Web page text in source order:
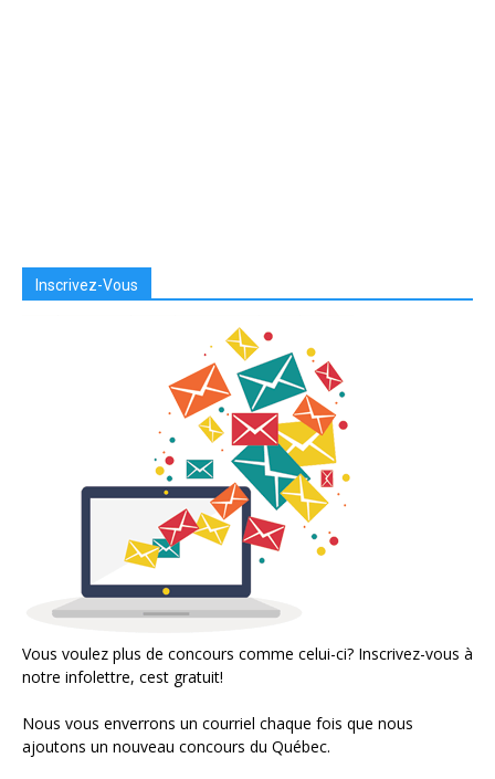
Inscrivez-Vous
Vous voulez plus de concours comme celui-ci? Inscrivez-vous à
notre infolettre, cest gratuit!
Nous vous enverrons un courriel chaque fois que nous
ajoutons un nouveau concours du Québec.